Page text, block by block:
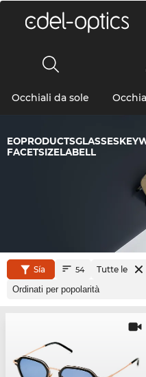
Occhiali da sole
FACETSIZELABELL
Sía 54 Tutte le